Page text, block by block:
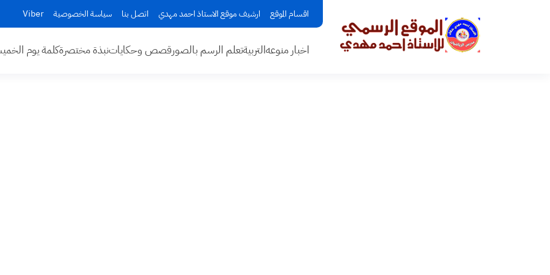
اقسام الموقع ارشيف موقع الاستاذ احمد مهدي اتصل بنا سياسة الخصوصية Viber
اخبار منوعهالتربيةتعلم الرسم بالصورقصص وحكاياتنبذة مختصرةكلمة يوم